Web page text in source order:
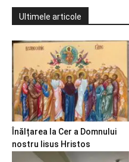
Ultimele articole
Înălțarea la Cer a Domnului
nostru Iisus Hristos